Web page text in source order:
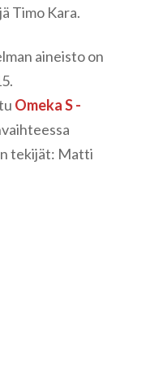
Timo Kara.
aineisto on
Omeka S -
tekijät: Matti